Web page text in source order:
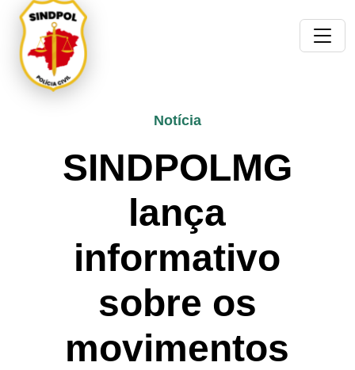
Notícia
SINDPOLMG
lança
informativo
sobre os
movimentos